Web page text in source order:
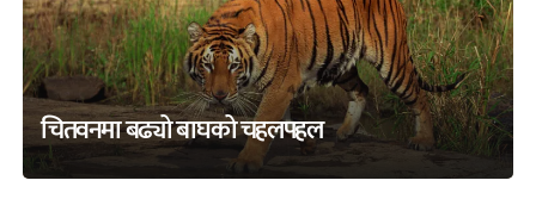
चितवनमा बढ्यो बाघको चहलपहल